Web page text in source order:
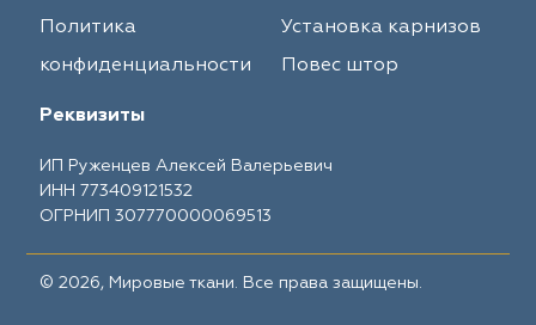
Политика
конфиденциальности
Установка карнизов
Повес штор
Реквизиты
ИП Руженцев Алексей Валерьевич
ИНН 773409121532
ОГРНИП 307770000069513
© 2026, Мировые ткани. Все права защищены.